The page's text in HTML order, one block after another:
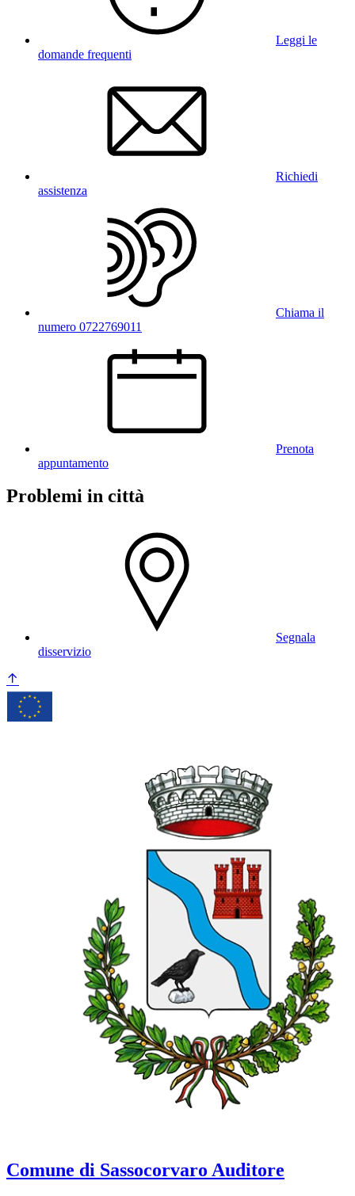
Leggi le
domande frequenti
Richiedi
assistenza
Chiama il
numero 0722769011
Prenota
appuntamento
Problemi in città
Segnala
disservizio
Comune di Sassocorvaro Auditore